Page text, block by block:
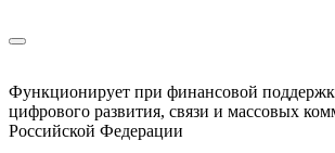
Функционирует при финансовой
цифрового развития, связи и массовых
Российской Федерации